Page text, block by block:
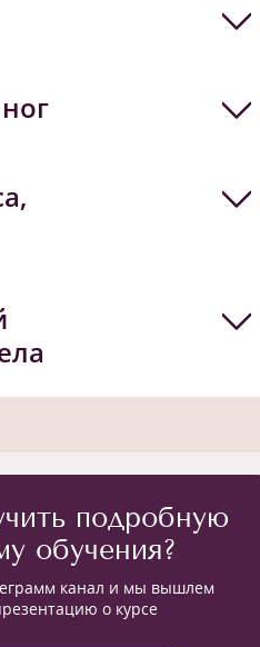
подробную
обучения?
канал и мы вышлем
о курсе